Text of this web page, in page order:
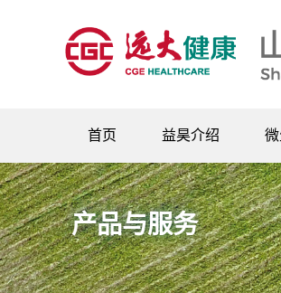
首页 益昊介绍
公司简介
企业风采
企业文化
企业大事记
微
农
水
PRODUCT &
产品与服务